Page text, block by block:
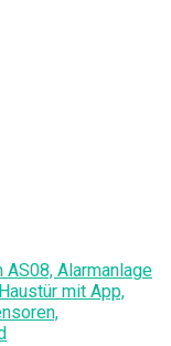
Alarmanlage
mit App,